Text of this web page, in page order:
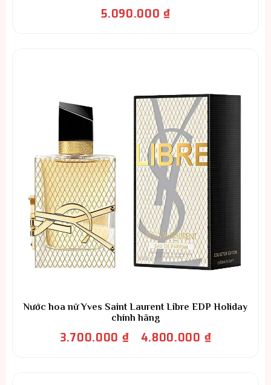
5.090.000₫
Nước hoa nữ Yves Saint Laurent Libre EDP Holiday
chính hãng
3.700.000 ₫ 4.800.000 ₫Khoảng